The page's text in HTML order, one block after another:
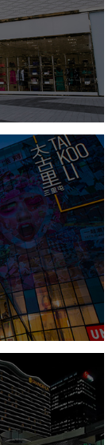
网页设计
品牌官网